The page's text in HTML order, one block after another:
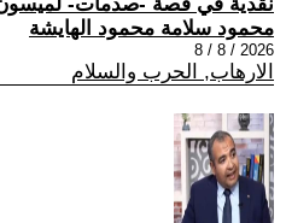
محمود سلامة محمود الهايشة
2026 / 8 / 8
الارهاب, الحرب والسلام